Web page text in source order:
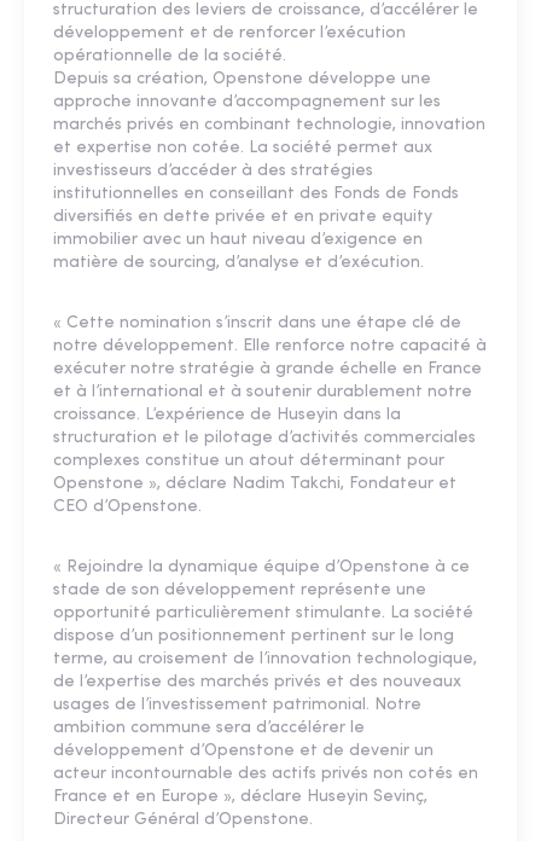
structuration des leviers de croissance, d’accélérer le
développement et de renforcer l’exécution
opérationnelle de la société.
Depuis sa création, Openstone développe une
approche innovante d’accompagnement sur les
marchés privés en combinant technologie, innovation
et expertise non cotée. La société permet aux
investisseurs d’accéder à des stratégies
institutionnelles en conseillant des Fonds de Fonds
diversifiés en dette privée et en private equity
immobilier avec un haut niveau d’exigence en
matière de sourcing, d’analyse et d’exécution.
« Cette nomination s’inscrit dans une étape clé de
notre développement. Elle renforce notre capacité à
exécuter notre stratégie à grande échelle en France
et à l’international et à soutenir durablement notre
croissance. L’expérience de Huseyin dans la
structuration et le pilotage d’activités commerciales
complexes constitue un atout déterminant pour
Openstone », déclare Nadim Takchi, Fondateur et
CEO d’Openstone.
« Rejoindre la dynamique équipe d’Openstone à ce
stade de son développement représente une
opportunité particulièrement stimulante. La société
dispose d’un positionnement pertinent sur le long
terme, au croisement de l’innovation technologique,
de l’expertise des marchés privés et des nouveaux
usages de l’investissement patrimonial. Notre
ambition commune sera d’accélérer le
développement d’Openstone et de devenir un
acteur incontournable des actifs privés non cotés en
France et en Europe », déclare Huseyin Sevinç,
Directeur Général d’Openstone.